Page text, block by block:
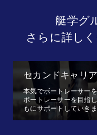
艇学グ
さらに詳し
セカンドキャリ
本気でボートレーサー
ボートレーサーを目指
もにサポートしていき